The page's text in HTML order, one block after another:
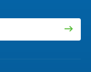
житловий